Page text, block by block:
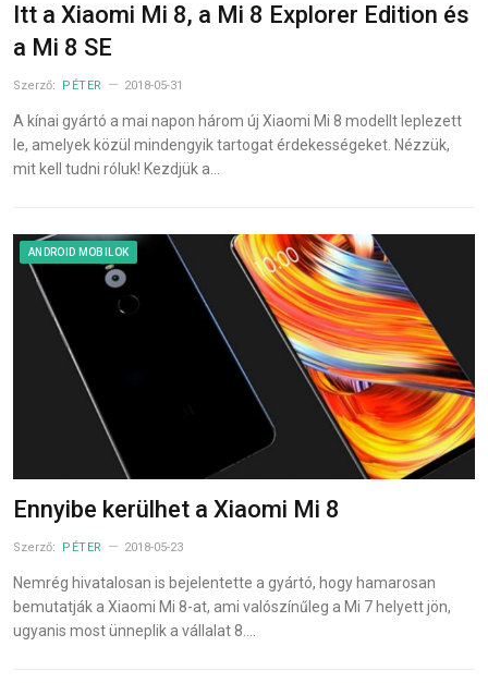
Itt a Xiaomi Mi 8, a Mi 8 Explorer Edition és
a Mi 8 SE
Szerző: PÉTER 2018-05-31
A kínai gyártó a mai napon három új Xiaomi Mi 8 modellt leplezett
le, amelyek közül mindengyik tartogat érdekességeket. Nézzük,
mit kell tudni róluk! Kezdjük a…
ANDROID MOBILOK
Ennyibe kerülhet a Xiaomi Mi 8
Szerző: PÉTER 2018-05-23
Nemrég hivatalosan is bejelentette a gyártó, hogy hamarosan
bemutatják a Xiaomi Mi 8-at, ami valószínűleg a Mi 7 helyett jön,
ugyanis most ünneplik a vállalat 8.…